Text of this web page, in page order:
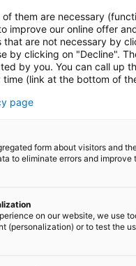
them are necessary
improve our online offer
that are not necessary by
by clicking on "Decline".
by you. You can call up
(link at the bottom of
page
form about visitors and
to eliminate errors and improve
on our website, we use
(personalization) or to test the